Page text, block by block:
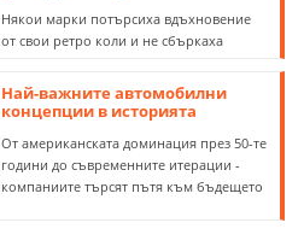
Някои марки потърсиха вдъхновение
от свои ретро коли и не сбъркаха
Най-важните автомобилни
концепции в историята
От американската доминация през 50-те
години до съвременните итерации -
компаниите търсят пътя към бъдещето